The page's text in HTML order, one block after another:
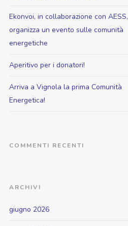
Ekonvoi, in collaborazione con AESS,
organizza un evento sulle comunità
energetiche
Aperitivo per i donatori!
Arriva a Vignola la prima Comunità
Energetica!
COMMENTI RECENTI
ARCHIVI
giugno 2026